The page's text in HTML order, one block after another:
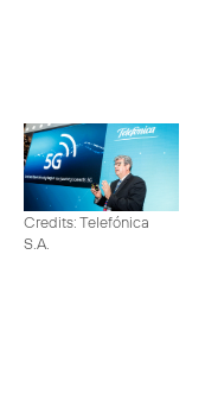
Credits: Telefónica
S.A.